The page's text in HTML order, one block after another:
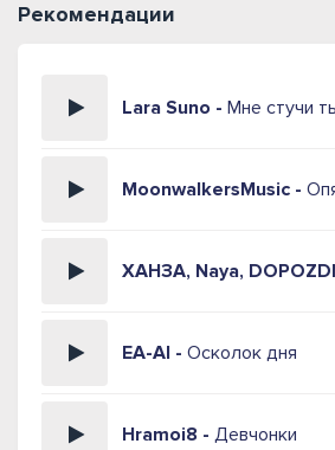
Рекомендации
Lara Suno - Мне стучи ты в
MoonwalkersMusic -
ХАНЗА, Naya,
EA-AI - Осколок дня
Hramoi8 - Девчонки